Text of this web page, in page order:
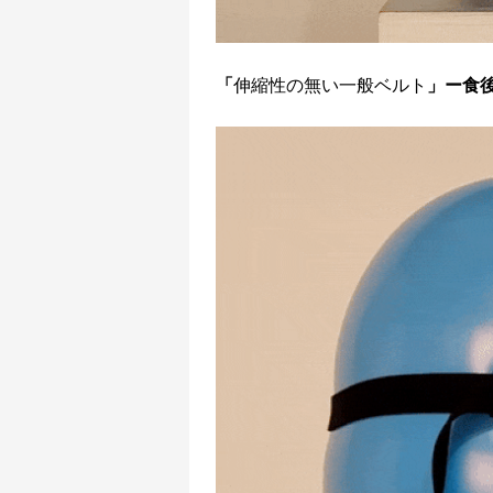
「伸縮性の無い一般ベルト 」ー食